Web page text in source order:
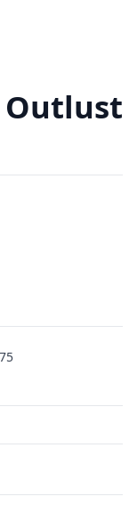
Outlust